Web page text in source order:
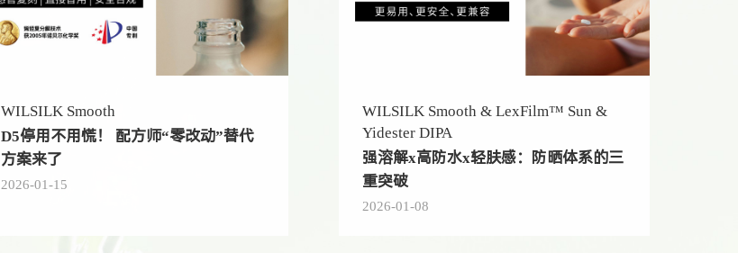
WILSILK Smooth
D5停用不用慌！ 配方师“零改动”替代
方案来了
2026-01-15
WILSILK Smooth & LexFilm™ Sun &
Yidester DIPA
强溶解x高防水x轻肤感：防晒体系的三
重突破
2026-01-08